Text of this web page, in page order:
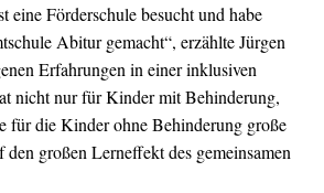
eine Förderschule besucht und habe
Abitur gemacht“, erzählte Jürgen
Erfahrungen in einer inklusiven
nicht nur für Kinder mit Behinderung,
für die Kinder ohne Behinderung große
großen Lerneffekt des gemeinsamen